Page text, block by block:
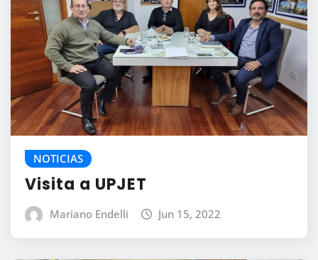
NOTICIAS
Visita a UPJET
Mariano Endelli Jun 15, 2022